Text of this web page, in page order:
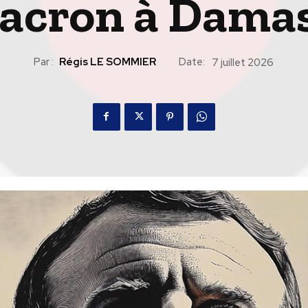
à
Par : Régis LE SOMMIER Date: 7 juillet 2026